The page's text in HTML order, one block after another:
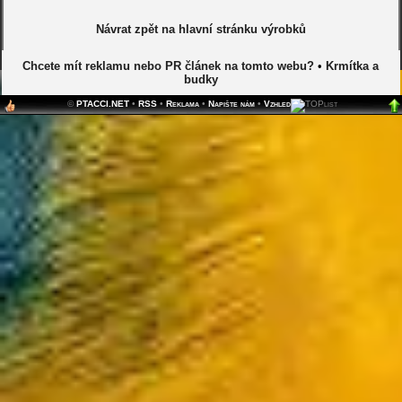
Návrat zpět na hlavní stránku výrobků
Chcete mít reklamu nebo PR článek na tomto webu? • Krmítka a
budky
©PTACCI.NET • RSS • Reklama • Napište nám • Vzhled